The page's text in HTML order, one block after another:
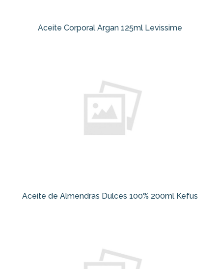
Aceite Corporal Argan 125ml Levissime
Aceite de Almendras Dulces 100% 200ml Kefus